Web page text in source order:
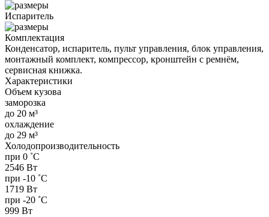
Испаритель
Комплектация
Конденсатор, испаритель, пульт управления, блок управления,
монтажный комплект, компрессор, кронштейн с ремнём,
сервисная книжка.
Характеристики
Объем кузова
заморозка
до 20 м³
охлаждение
до 29 м³
Холодопроизводительность
при 0 ˚С
2546 Вт
при -10 ˚С
1719 Вт
при -20 ˚С
999 Вт